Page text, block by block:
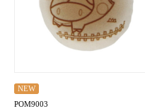
NEW
POM9003